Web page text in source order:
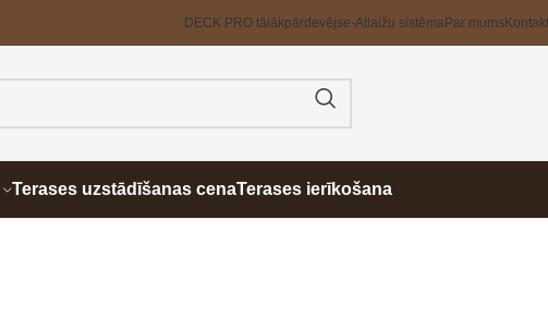
DECK PRO tālākpārdevējse-Atlaižu sistēmaPar mums
Terases uzstādīšanas cenaTerases ierīkošana